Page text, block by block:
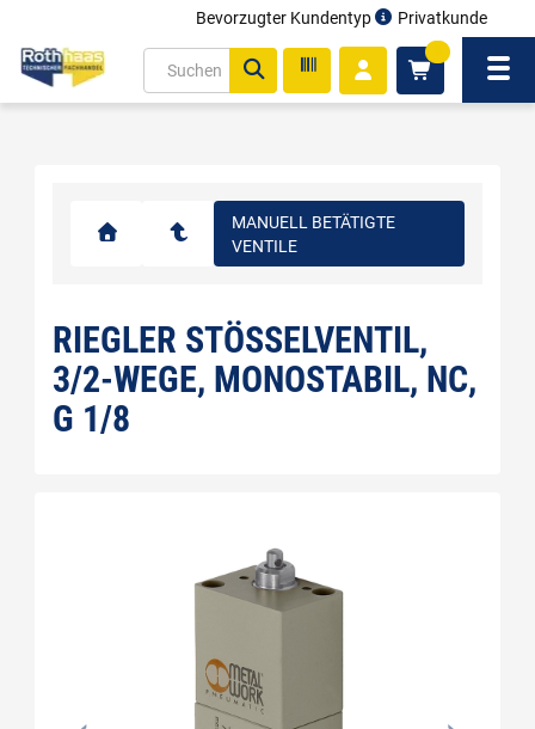
Bevorzugter Kundentyp Privatkunde
MANUELL BETÄTIGTE
VENTILE
RIEGLER STÖSSELVENTIL, 3
/2-WEGE, MONOSTABIL, NC, G
1/8